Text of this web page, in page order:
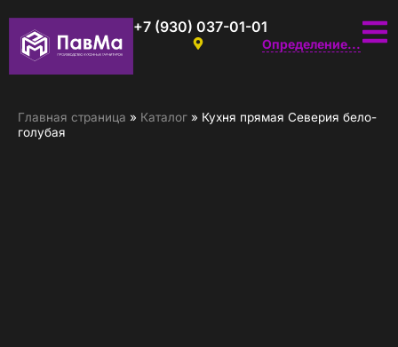
+7 (930) 037-01-01
Определение...
Главная страница » Каталог » Кухня прямая Северия бело-
голубая